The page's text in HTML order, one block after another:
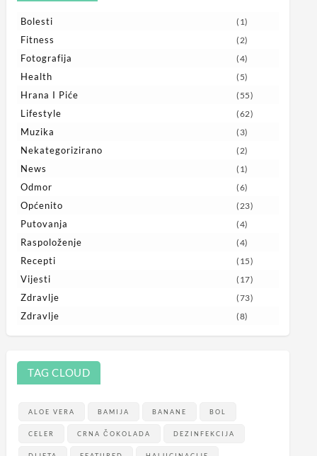
Bolesti (1)
Fitness (2)
Fotografija (4)
Health (5)
Hrana I Piće (55)
Lifestyle (62)
Muzika (3)
Nekategorizirano (2)
News (1)
Odmor (6)
Općenito (23)
Putovanja (4)
Raspoloženje (4)
Recepti (15)
Vijesti (17)
Zdravlje (73)
Zdravlje (8)
TAG CLOUD
ALOE VERA BAMIJA BANANE BOL
CELER CRNA ČOKOLADA DEZINFEKCIJA